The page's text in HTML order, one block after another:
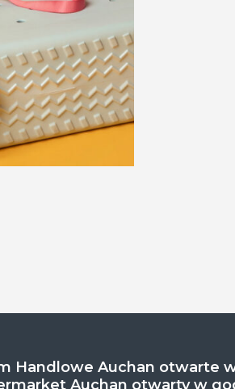
Handlowe Auchan otwarte
Auchan otwarty w